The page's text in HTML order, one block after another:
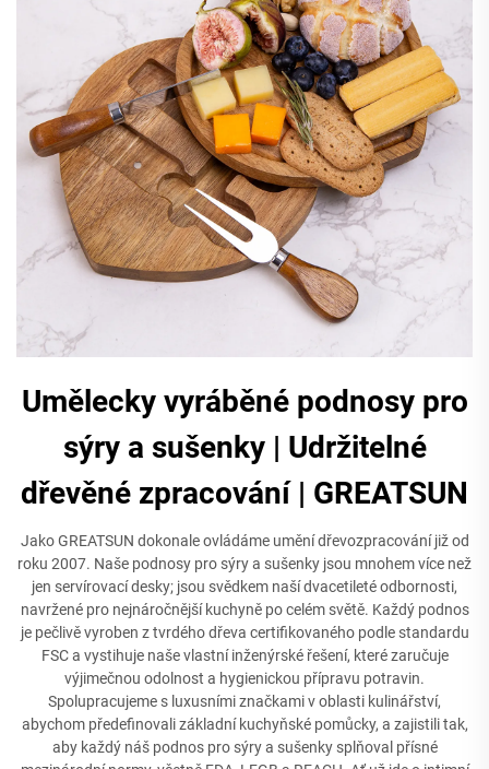
Umělecky vyráběné podnosy pro
sýry a sušenky | Udržitelné
dřevěné zpracování | GREATSUN
Jako GREATSUN dokonale ovládáme umění dřevozpracování již od
roku 2007. Naše podnosy pro sýry a sušenky jsou mnohem více než
jen servírovací desky; jsou svědkem naší dvacetileté odbornosti,
navržené pro nejnáročnější kuchyně po celém světě. Každý podnos
je pečlivě vyroben z tvrdého dřeva certifikovaného podle standardu
FSC a vystihuje naše vlastní inženýrské řešení, které zaručuje
výjimečnou odolnost a hygienickou přípravu potravin.
Spolupracujeme s luxusními značkami v oblasti kulinářství,
abychom předefinovali základní kuchyňské pomůcky, a zajistili tak,
aby každý náš podnos pro sýry a sušenky splňoval přísné